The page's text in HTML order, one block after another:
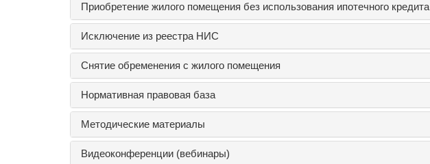
Приобретение жилого помещения без использования ипотечного кредита
Исключение из реестра НИС
Снятие обременения с жилого помещения
Нормативная правовая база
Методические материалы
Видеоконференции (вебинары)